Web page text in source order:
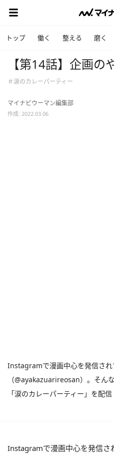
トップ 働く 整える 磨く
【第14話】企画の
＃涙のカレーパーティー
マイナビウーマン編集部
作成: 2022.03.06
Instagramで漫画中心を発信され
（@ayakazuarireosan）。そん
「涙のカレーパーティー」を配信
Instagramで漫画中心を発信さ